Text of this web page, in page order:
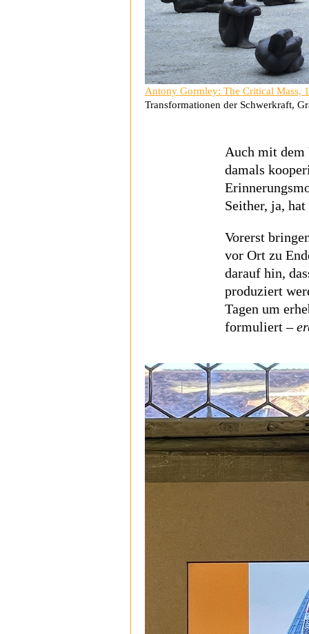
Antony Gormley: The Critical Mass,
Transformationen der Schwerkraft,
Auch mit dem
damals
Seither, ja,
Vorerst
vor Ort zu
darauf hin,
produziert
Tagen um
formuliert –